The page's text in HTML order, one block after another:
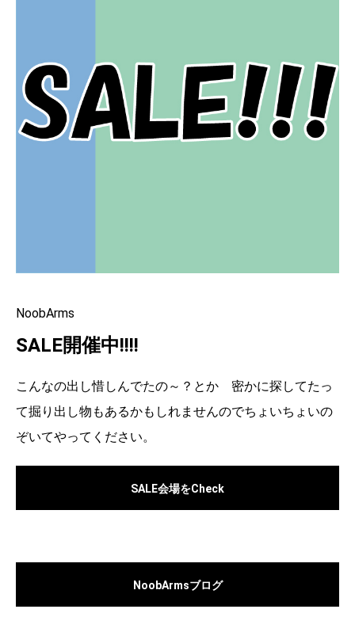
NoobArms
SALE開催中!!!!
こんなの出し惜しんでたの～？とか 密かに探してたっ
て掘り出し物もあるかもしれませんのでちょいちょいの
ぞいてやってください。
SALE会場をCheck
NoobArmsブログ